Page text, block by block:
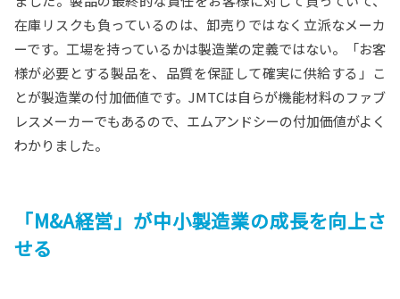
在庫リスクも負っているのは、卸売りではなく立派なメーカ
ーです。工場を持っているかは製造業の定義ではない。「お客
様が必要とする製品を、品質を保証して確実に供給する」こ
とが製造業の付加価値です。JMTCは自らが機能材料のファブ
レスメーカーでもあるので、エムアンドシーの付加価値がよく
わかりました。
「M&A経営」が中小製造業の成長を向上さ
せる